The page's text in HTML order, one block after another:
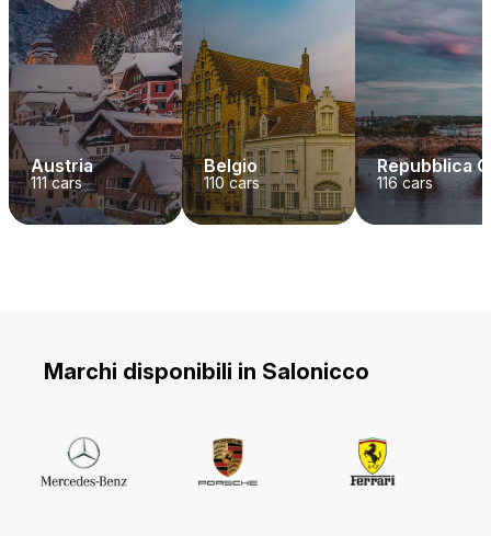
Austria
111cars
Belgio
110 cars
Repubblica
116cars
Marchi disponibili in Salonicco